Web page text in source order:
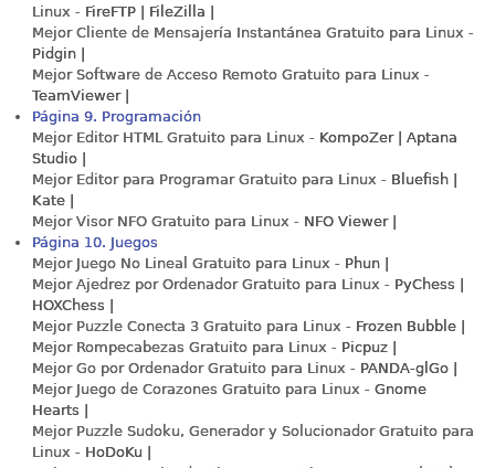
Linux - FireFTP | FileZilla |
Mejor Cliente de Mensajería Instantánea Gratuito para Linux -
Pidgin |
Mejor Software de Acceso Remoto Gratuito para Linux -
TeamViewer |
Página 9. Programación
Mejor Editor HTML Gratuito para Linux - KompoZer | Aptana
Studio |
Mejor Editor para Programar Gratuito para Linux - Bluefish |
Kate |
Mejor Visor NFO Gratuito para Linux - NFO Viewer |
Página 10. Juegos
Mejor Juego No Lineal Gratuito para Linux - Phun |
Mejor Ajedrez por Ordenador Gratuito para Linux - PyChess |
HOXChess |
Mejor Puzzle Conecta 3 Gratuito para Linux - Frozen Bubble |
Mejor Rompecabezas Gratuito para Linux - Picpuz |
Mejor Go por Ordenador Gratuito para Linux - PANDA-glGo |
Mejor Juego de Corazones Gratuito para Linux - Gnome
Hearts |
Mejor Puzzle Sudoku, Generador y Solucionador Gratuito para
Linux - HoDoKu |